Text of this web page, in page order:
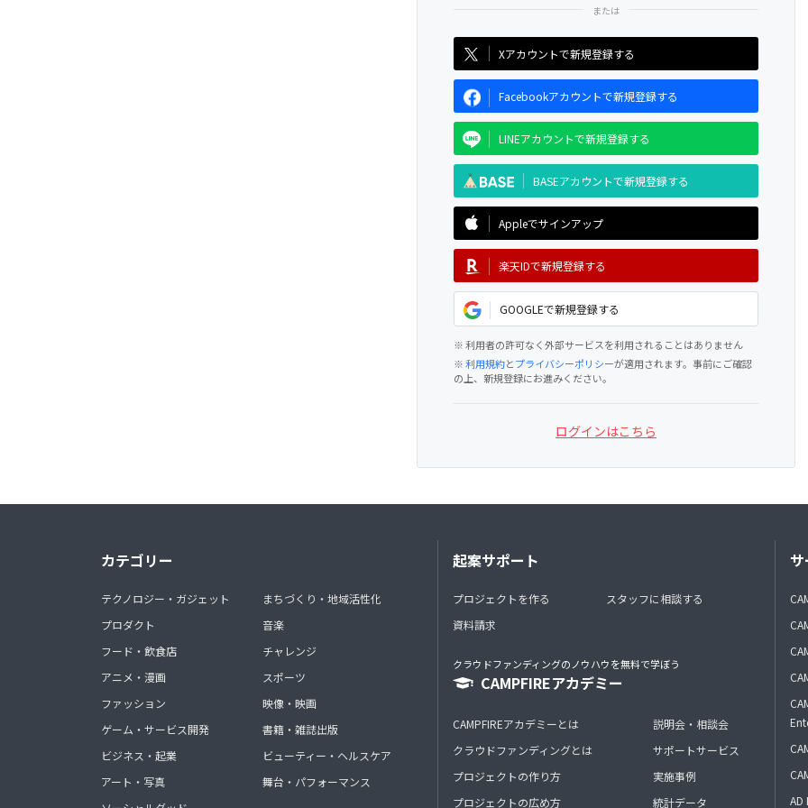
Xアカウントで新規登録する
Facebookアカウントで新規登録する
LINEアカウントで新規登録する
BASEアカウントで新規登録する
Appleでサインアップ
楽天IDで新規登録する
GOOGLEで新規登録する
※ 利用者の許可なく外部サービスを利用されることはありません
※利用規約とプライバシーポリシーが適用されます。事前にご確認
の上、新規登録にお進みください。
ログインはこちら
カテゴリー
テクノロジー・ガジェット
プロダクト
フード・飲食店
アニメ・漫画
ファッション
ゲーム・サービス開発
ビジネス・起業
アート・写真
まちづくり・地域活性化
音楽
チャレンジ
スポーツ
映像・映画
書籍・雑誌出版
ビューティー・ヘルスケア
舞台・パフォーマンス
起案サポート
プロジェクトを作る
資料請求
スタッフに相談する
クラウドファンディングのノウハウを無料で学ぼう
CAMPFIREアカデミー
CAMPFIREアカデミーとは
クラウドファンディングとは
プロジェクトの作り方
プロジェクトの広め方
説明会・相談会
サポートサービス
実施事例
統計データ
AD